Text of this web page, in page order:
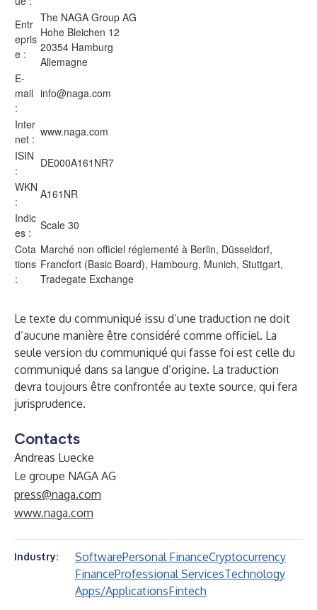
Entr
epris
e :
The NAGA Group AG
Hohe Bleichen 12
20354 Hamburg
Allemagne
E-
mail
:
info@naga.com
Inter
net :
www.naga.com
ISIN
:
DE000A161NR7
WKN
:
A161NR
Indic
es :
Scale 30
Cota
tions
:
Marché non officiel réglementé à Berlin, Düsseldorf,
Francfort (Basic Board), Hambourg, Munich, Stuttgart,
Tradegate Exchange
Le texte du communiqué issu d’une traduction ne doit
d’aucune manière être considéré comme officiel. La
seule version du communiqué qui fasse foi est celle du
communiqué dans sa langue d’origine. La traduction
devra toujours être confrontée au texte source, qui fera
jurisprudence.
Contacts
Andreas Luecke
Le groupe NAGA AG
press@naga.com
www.naga.com
Industry: SoftwarePersonal FinanceCryptocurrency
FinanceProfessional ServicesTechnology
Apps/ApplicationsFintech